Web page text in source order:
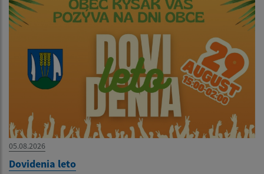
05.08.2026
Dovidenia leto